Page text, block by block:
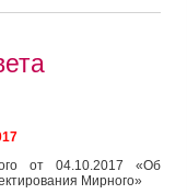
от 04.10.2017 «Об
Мирного»